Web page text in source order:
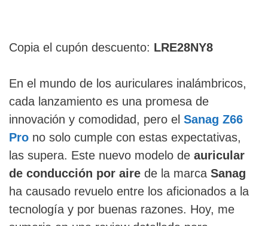
Copia el cupón descuento: LRE28NY8
En el mundo de los auriculares inalámbricos,
cada lanzamiento es una promesa de
innovación y comodidad, pero el Sanag Z66
Pro no solo cumple con estas expectativas,
las supera. Este nuevo modelo de auricular
de conducción por aire de la marca Sanag
ha causado revuelo entre los aficionados a la
tecnología y por buenas razones. Hoy, me